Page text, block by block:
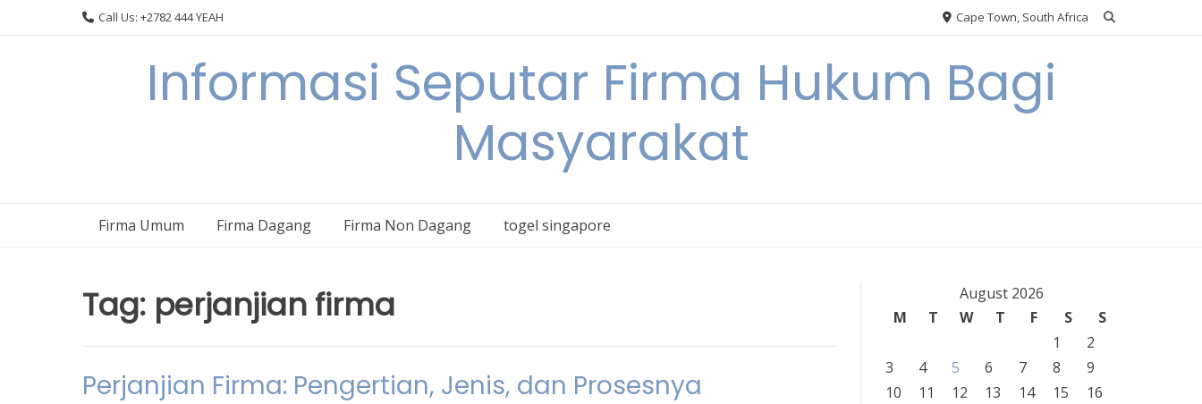
Call Us: +2782 444 YEAH Cape Town, South Africa
Informasi Seputar Firma Hukum Bagi
Masyarakat
Firma Umum Firma Dagang Firma Non Dagang togel singapore
Tag: perjanjian firma
Perjanjian Firma: Pengertian, Jenis, dan Prosesnya
August 2026
M
T W T F S
S
1
2
3
4 5 6 7 8
9
10
11 12 13 14 15
16